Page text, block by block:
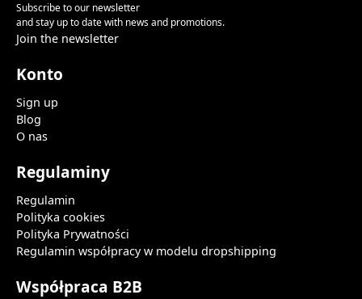
Subscribe to our newsletter
and stay up to date with news and promotions.
Join the newsletter
Konto
Sign up
Blog
O nas
Regulaminy
Regulamin
Polityka cookies
Polityka Prywatności
Regulamin współpracy w modelu dropshipping
Współpraca B2B